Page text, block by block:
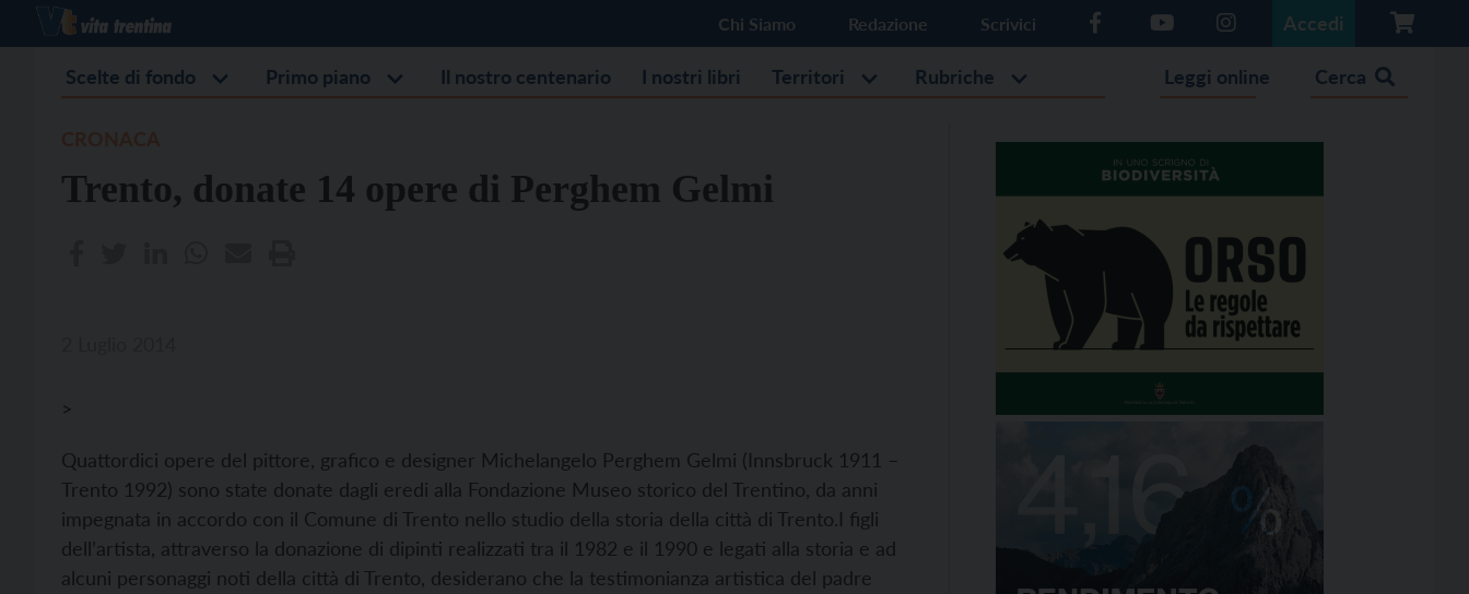
Chi Siamo Redazione Scrivici Accedi
Scelte di fondo Primo piano Il nostro centenario I nostri libri Territori Rubriche Leggi online Cerca
Trento, donate 14 opere di Perghem Gelmi
>
Quattordici opere del pittore, grafico e designer Michelangelo Perghem Gelmi (Innsbruck 1911 –
Trento 1992) sono state donate dagli eredi alla Fondazione Museo storico del Trentino, da anni
impegnata in accordo con il Comune di Trento nello studio della storia della città di Trento.I figli
dell’artista, attraverso la donazione di dipinti realizzati tra il 1982 e il 1990 e legati alla storia e ad
alcuni personaggi noti della città di Trento, desiderano che la testimonianza artistica del padre